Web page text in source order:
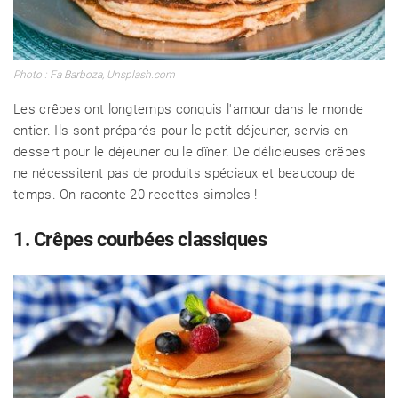
Photo : Fa Barboza, Unsplash.com
Les crêpes ont longtemps conquis l'amour dans le monde
entier. Ils sont préparés pour le petit-déjeuner, servis en
dessert pour le déjeuner ou le dîner. De délicieuses crêpes
ne nécessitent pas de produits spéciaux et beaucoup de
temps. On raconte 20 recettes simples !
1. Crêpes courbées classiques